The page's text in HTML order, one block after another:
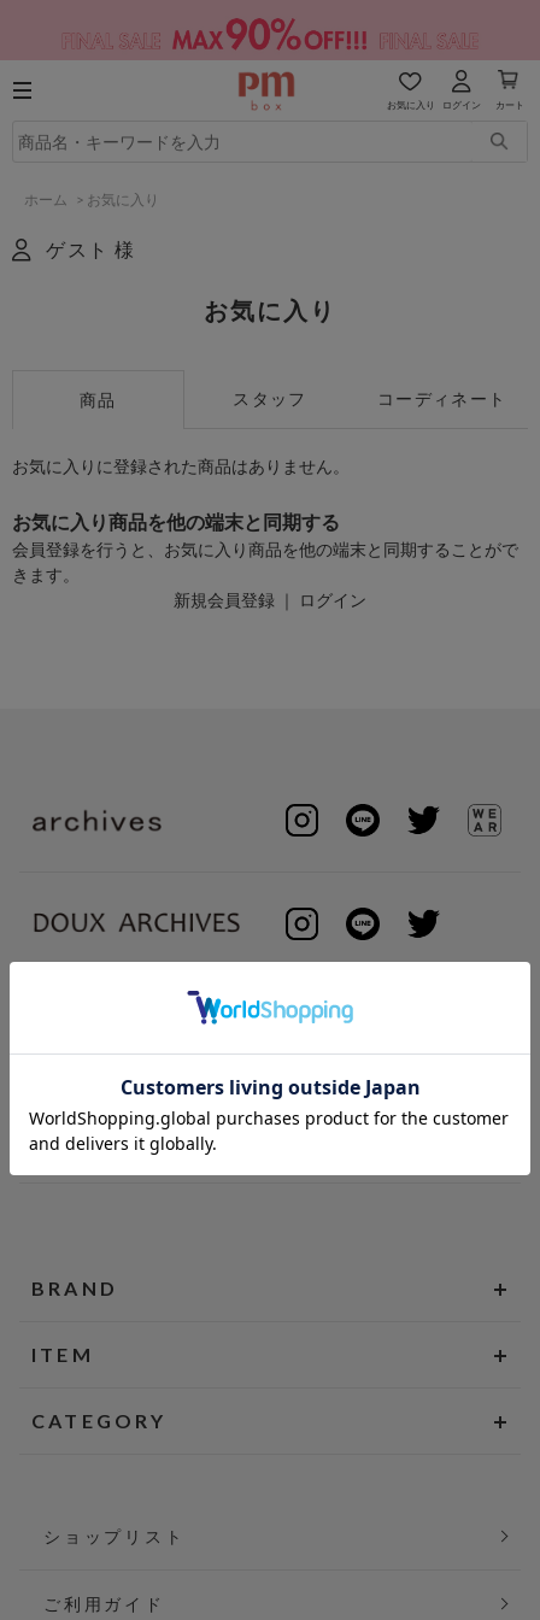
お気に入り ログイン カート
ホーム > お気に入り
ゲスト 様
お気に入り
商品 スタッフ コーディネート
お気に入りに登録された商品はありません。
お気に入り商品を他の端末と同期する
会員登録を行うと、お気に入り商品を他の端末と同期することがで
きます。
新規会員登録 ｜ ログイン
BRAND
ITEM
CATEGORY
ショップリスト
ご利用ガイド